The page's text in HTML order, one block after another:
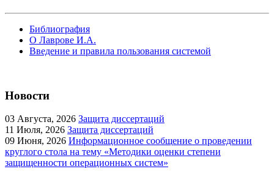
Библиография
О Лаврове И.А.
Введение и правила пользования системой
Новости
03 Августа, 2026 Защита диссертаций
11 Июля, 2026 Защита диссертаций
09 Июня, 2026 Информационное сообщение о проведении
круглого стола на тему «Методики оценки степени
защищенности операционных систем»